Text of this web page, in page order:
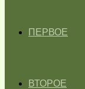
ПЕРВОЕ
ВТОРОЕ